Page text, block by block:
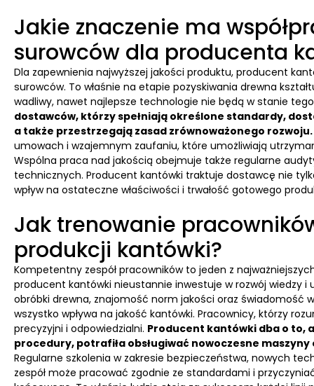
Jakie znaczenie ma
surowców dla producenta
Dla zapewnienia najwyższej jakości produktu, producent
surowców. To właśnie na etapie pozyskiwania drewna
wadliwy, nawet najlepsze technologie nie będą w stanie
dostawców, którzy spełniają określone standardy,
a także przestrzegają zasad zrównoważonego rozwoju.
umowach i wzajemnym zaufaniu, które umożliwiają
Wspólna praca nad jakością obejmuje także regularne
technicznych. Producent kantówki traktuje dostawcę nie
wpływ na ostateczne właściwości i trwałość gotowego
Jak trenowanie
produkcji kantówki?
Kompetentny zespół pracowników to jeden z
producent kantówki nieustannie inwestuje w rozwój wiedzy
obróbki drewna, znajomość norm jakości oraz świadomość
wszystko wpływa na jakość kantówki. Pracownicy, którzy
precyzyjni i odpowiedzialni. Producent kantówki dba o to,
procedury, potrafiła obsługiwać nowoczesne
Regularne szkolenia w zakresie bezpieczeństwa, nowych
zespół może pracować zgodnie ze standardami i